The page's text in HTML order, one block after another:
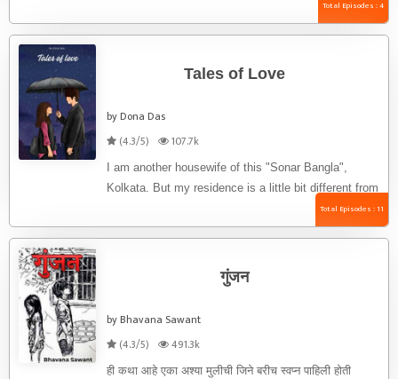
Total Episodes : 4
Tales of Love
by Dona Das
(4.3/5)
107.7k
I am another housewife of this "Sonar Bangla",
Kolkata. But my residence is a little bit different from
Total Episodes : 11
गुंजन
by Bhavana Sawant
(4.3/5)
491.3k
ही कथा आहे एका अश्या मुलीची जिने बरीच स्वप्न पाहिली होती